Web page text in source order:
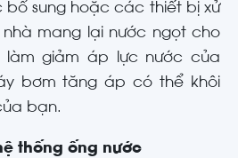
bổ sung hoặc các thiết bị xử
nhà mang lại nước ngọt cho
làm giảm áp lực nước của
bơm tăng áp có thể khôi
bạn.
thống ống nước